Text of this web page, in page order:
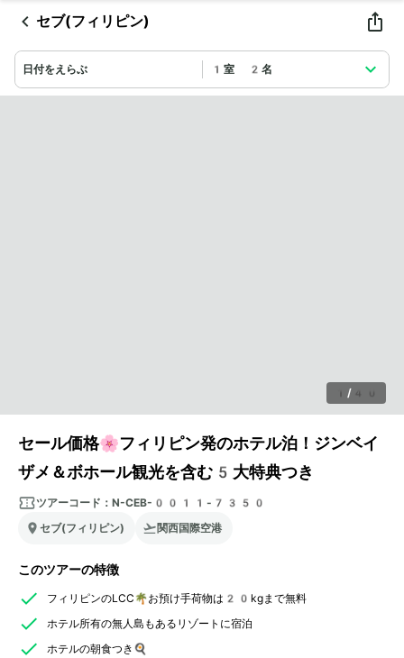
セブ(フィリピン)
日付をえらぶ 1室 2名
1 / 40
セール価格🌸フィリピン発のホテル泊！ジンベイ
ザメ＆ボホール観光を含む5大特典つき
ツアーコード： N-CEB-0011-7350
セブ(フィリピン)
関西国際空港
このツアーの特徴
フィリピンのLCC🌴お預け手荷物は20kgまで無料
ホテル所有の無人島もあるリゾートに宿泊
ホテルの朝食つき🍳